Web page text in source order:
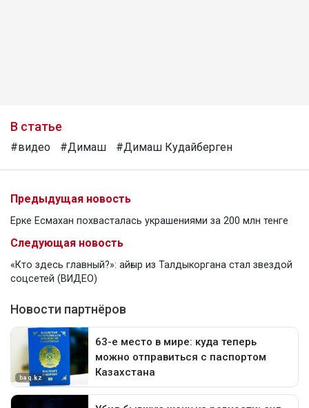
В статье
#видео #Димаш #Димаш Кудайберген
Предыдущая новость
Ерке Есмахан похвасталась украшениями за 200 млн тенге
Следующая новость
«Кто здесь главный?»: айғыр из Талдыкоргана стал звездой
соцсетей (ВИДЕО)